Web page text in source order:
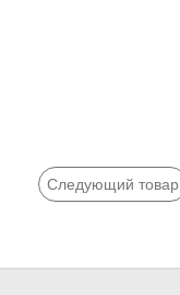
Следующий товар